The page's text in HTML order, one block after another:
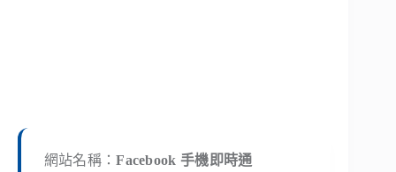
網站名稱：Facebook 手機即時通